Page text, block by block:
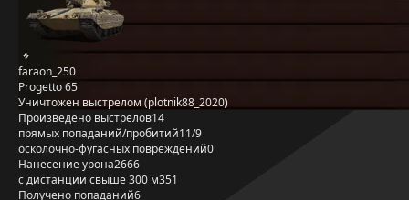
faraon_250
Progetto 65
Уничтожен выстрелом (plotnik88_2020)
Произведено выстрелов14
прямых попаданий/пробитий11/9
осколочно-фугасных повреждений0
Нанесение урона2666
с дистанции свыше 300 м351
Получено попаданий6